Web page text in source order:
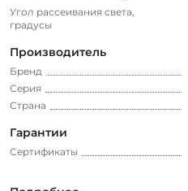
Угол рассеивания света,
градусы
Производитель
Бренд
Серия
Страна
Гарантии
Сертификаты